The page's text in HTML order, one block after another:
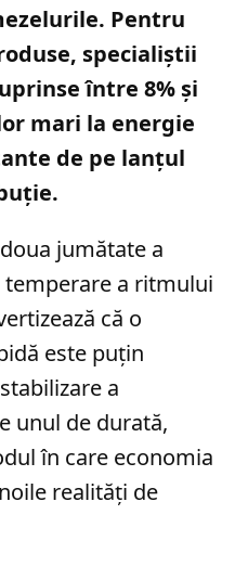
Pentru
specialiștii
între 8% și
mari la energie
de pe lanțul
jumătate a
a ritmului
că o
este puțin
a
unul de durată,
în care economia
realități de